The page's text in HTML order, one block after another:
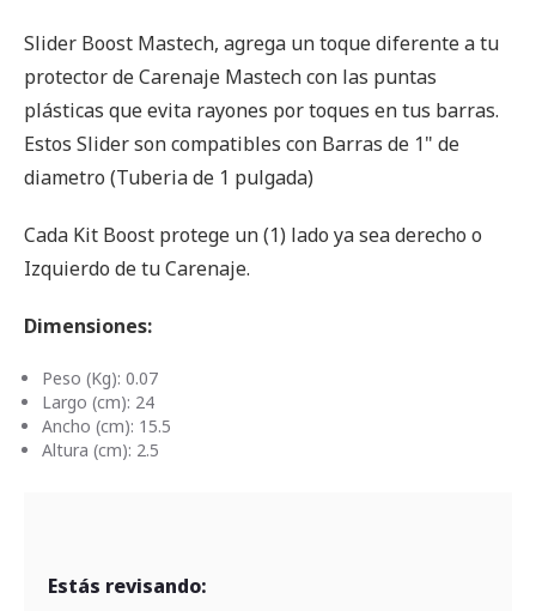
Slider Boost Mastech, agrega un toque diferente a tu
protector de Carenaje Mastech con las puntas
plásticas que evita rayones por toques en tus barras.
Estos Slider son compatibles con Barras de 1" de
diametro (Tuberia de 1 pulgada)
Cada Kit Boost protege un (1) lado ya sea derecho o
Izquierdo de tu Carenaje.
Dimensiones:
Peso (Kg): 0.07
Largo (cm): 24
Ancho (cm): 15.5
Altura (cm): 2.5
Estás revisando: